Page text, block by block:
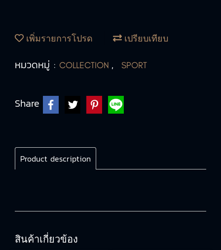
เพิ่มรายการโปรด เปรียบเทียบ
หมวดหมู่ : COLLECTION , SPORT
Share
Product description
สินค้าเกี่ยวข้อง